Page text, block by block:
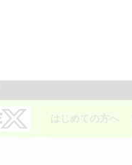
はじめての方へ